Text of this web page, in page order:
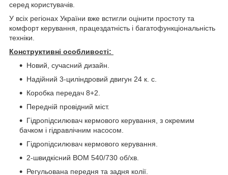
серед користувачів.
У всіх регіонах України вже встигли оцінити простоту та
комфорт керування, працездатність і багатофункціональність
техніки.
Конструктивні особливості:
Новий, сучасний дизайн.
Надійний 3-циліндровий двигун 24 к. с.
Коробка передач 8+2.
Передній провідний міст.
Гідропідсилювач кермового керування, з окремим
бачком і гідравлічним насосом.
Гідропідсилювач кермового керування.
2-швидкісний ВОМ 540/730 об/хв.
Регульована передня та задня колії.